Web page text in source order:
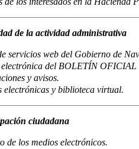
de la actividad administrativa
servicios web del Gobierno de
electrónica del BOLETÍN OFICIAL
y avisos.
electrónicas y biblioteca virtual.
ciudadana
de los medios electrónicos.